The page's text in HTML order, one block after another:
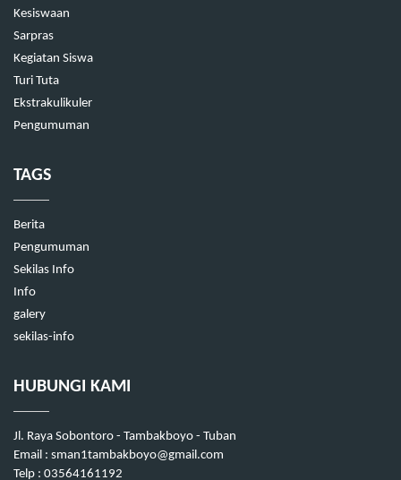
Kesiswaan
Sarpras
Kegiatan Siswa
Turi Tuta
Ekstrakulikuler
Pengumuman
TAGS
Berita
Pengumuman
Sekilas Info
Info
galery
sekilas-info
HUBUNGI KAMI
Jl. Raya Sobontoro - Tambakboyo - Tuban
Email : sman1tambakboyo@gmail.com
Telp : 03564161192